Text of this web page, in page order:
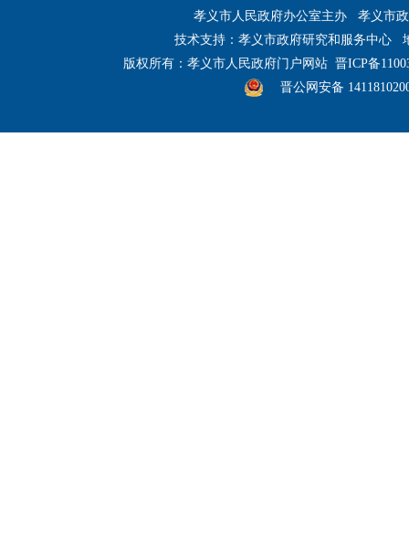
孝义市人民政府办公室主办 孝义市
技术支持：孝义市政府研究和服务中心
版权所有：孝义市人民政府门户网站 晋ICP备
晋公网安备